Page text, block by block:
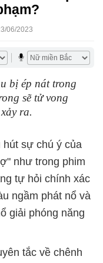
06/2023
bị ép nát trong
sẽ tử vong
ra.
hút sự chú ý của
như trong phim
tự hỏi chính xác
ngầm phát nổ và
giải phóng năng
tắc về chênh